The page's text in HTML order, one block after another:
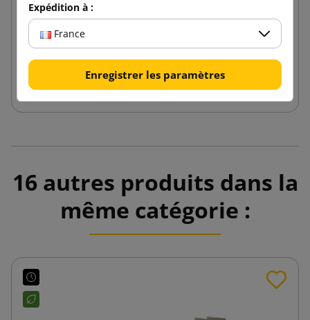
Ajouter au panier
16 autres produits dans la
même catégorie :
Expédition à :
France
Enregistrer les paramètres